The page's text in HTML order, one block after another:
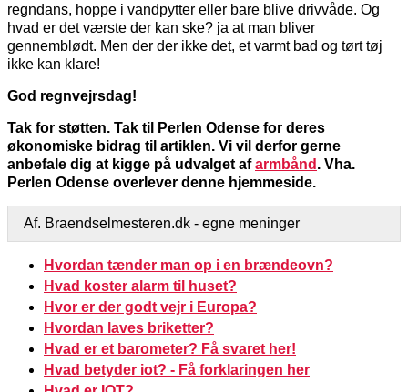
regndans, hoppe i vandpytter eller bare blive drivvåde. Og
hvad er det værste der kan ske? ja at man bliver
gennemblødt. Men der der ikke det, et varmt bad og tørt tøj
ikke kan klare!
God regnvejrsdag!
Tak for støtten. Tak til Perlen Odense for deres
økonomiske bidrag til artiklen. Vi vil derfor gerne
anbefale dig at kigge på udvalget afarmbånd . Vha.
Perlen Odense overlever denne hjemmeside.
Af. Braendselmesteren.dk - egne meninger
Hvordan tænder man op i en brændeovn?
Hvad koster alarm til huset?
Hvor er der godt vejr i Europa?
Hvordan laves briketter?
Hvad er et barometer? Få svaret her!
Hvad betyder iot? - Få forklaringen her